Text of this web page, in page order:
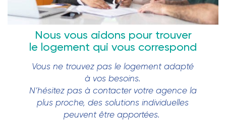
Nous vous aidons pour trouver
le logement qui vous correspond
Vous ne trouvez pas le logement adapté
à vos besoins.
N’hésitez pas à contacter votre agence la
plus proche, des solutions individuelles
peuvent être apportées.